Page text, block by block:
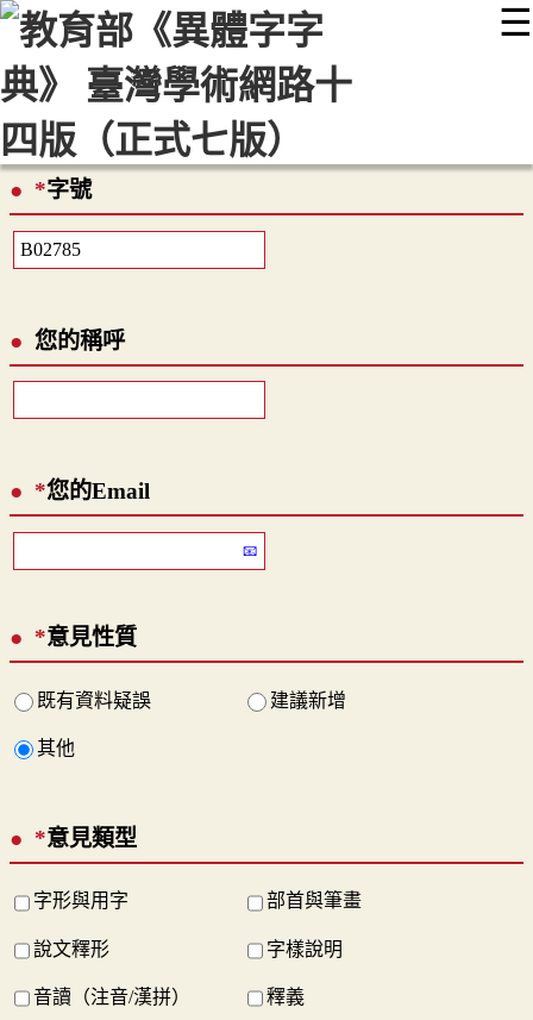
☰
::: 最新消息 常見問題 編輯說明
顯示模式
網站導覽
*字號
您的稱呼
*您的Email
*意見性質
既有資料疑誤 建議新增
其他
*意見類型
字形與用字 部首與筆畫
說文釋形 字樣說明
音讀（注音/漢拼） 釋義